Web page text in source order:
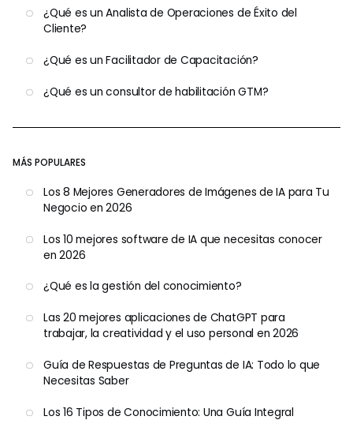
¿Qué es un Analista de Operaciones de Éxito del
Cliente?
¿Qué es un Facilitador de Capacitación?
¿Qué es un consultor de habilitación GTM?
MÁS POPULARES
Los 8 Mejores Generadores de Imágenes de IA para Tu
Negocio en 2026
Los 10 mejores software de IA que necesitas conocer
en 2026
¿Qué es la gestión del conocimiento?
Las 20 mejores aplicaciones de ChatGPT para
trabajar, la creatividad y el uso personal en 2026
Guía de Respuestas de Preguntas de IA: Todo lo que
Necesitas Saber
Los 16 Tipos de Conocimiento: Una Guía Integral